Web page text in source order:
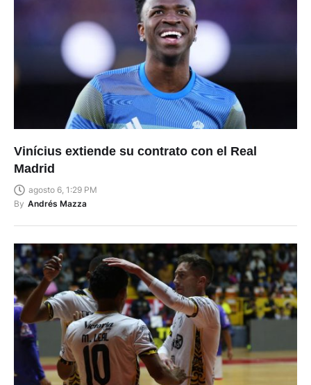
Vinícius extiende su contrato con el Real
Madrid
agosto 6, 1:29 PM
By Andrés Mazza